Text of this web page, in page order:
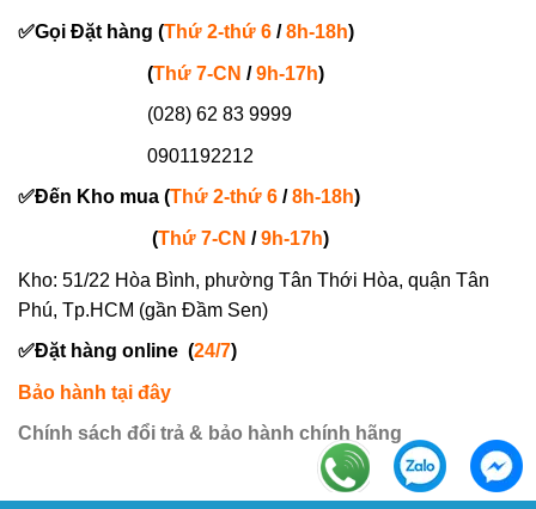
✅Gọi Đặt hàng (Thứ 2-thứ 6 /8h-18h)
(Thứ 7-CN /9h-17h)
(028) 62 83 9999
0901192212
✅Đến Kho mua (Thứ 2-thứ 6 / 8h-18h)
(Thứ 7-CN /9h-17h)
Kho: 51/22 Hòa Bình, phường Tân Thới Hòa, quận Tân
Phú, Tp.HCM (gần Đầm Sen)
✅Đặt hàng online (24/7)
Bảo hành tại đây
Chính sách đổi trả & bảo hành chính hãng